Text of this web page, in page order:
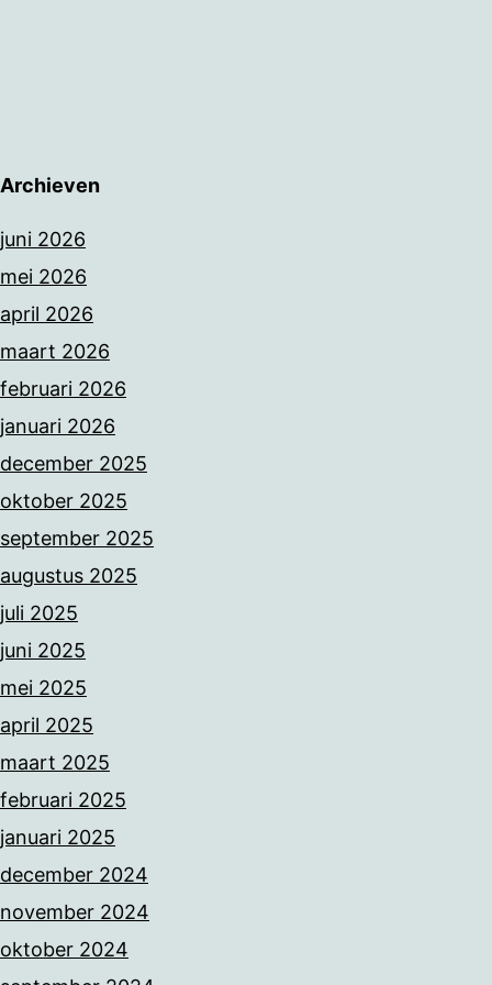
Archieven
juni 2026
mei 2026
april 2026
maart 2026
februari 2026
januari 2026
december 2025
oktober 2025
september 2025
augustus 2025
juli 2025
juni 2025
mei 2025
april 2025
maart 2025
februari 2025
januari 2025
december 2024
november 2024
oktober 2024